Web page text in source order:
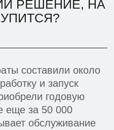
составили около
и запуск
годовую
еще за 50 000
обслуживание